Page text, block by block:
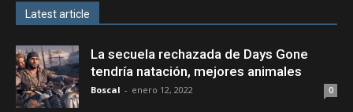
Latest article
La secuela rechazada de Days Gone
tendría natación, mejores animales
Boscal - enero 12, 2022 0